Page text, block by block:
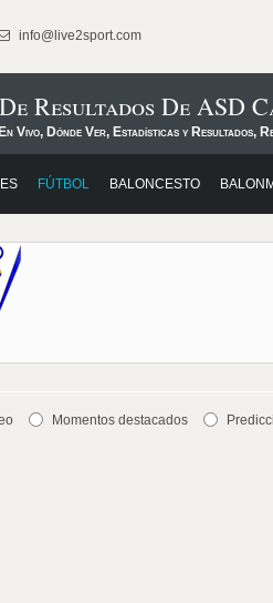
info@live2sport.com
Resultados De ASD
Vivo, Dónde Ver, Estadísticas y Resultados,
FÚTBOL BALONCESTO
Momentos destacados